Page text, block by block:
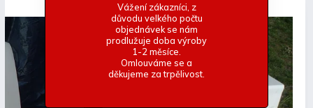
Vážení zákazníci, z
důvodu velkého počtu
objednávek se nám
prodlužuje doba výroby
1-2 měsíce.
Omlouváme se a
děkujeme za trpělivost.
Laminátové přední blatníky BMW E34
-Bez uchycení u A sloupku
-Základní bílý gelcoat
-Lehké a pevné provedení
-cca 1,5kg/ks
-Uvedená cena je za pár (L+P)